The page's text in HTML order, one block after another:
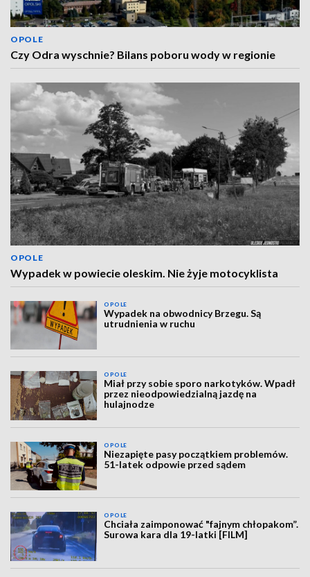
OPOLE
Czy Odra wyschnie? Bilans poboru wody w regionie
OPOLE
Wypadek w powiecie oleskim. Nie żyje motocyklista
OPOLE
Wypadek na obwodnicy Brzegu. Są
utrudnienia w ruchu
OPOLE
Miał przy sobie sporo narkotyków. Wpadł
przez nieodpowiedzialną jazdę na
hulajnodze
OPOLE
Niezapięte pasy początkiem problemów.
51-latek odpowie przed sądem
OPOLE
Chciała zaimponować "fajnym chłopakom”.
Surowa kara dla 19-latki [FILM]